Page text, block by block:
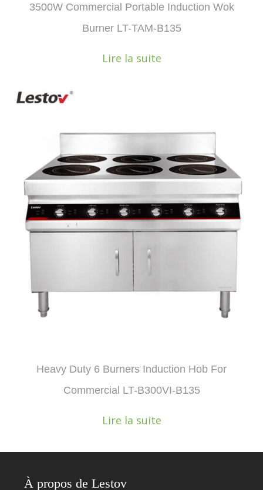
3500W Commercial Portable Induction Wok
Burner LT-TAM-B135
Lire la suite
Heavy Duty 6 Burners Induction Hob For
Commercial LT-B300VI-B135
Lire la suite
À propos de Lestov